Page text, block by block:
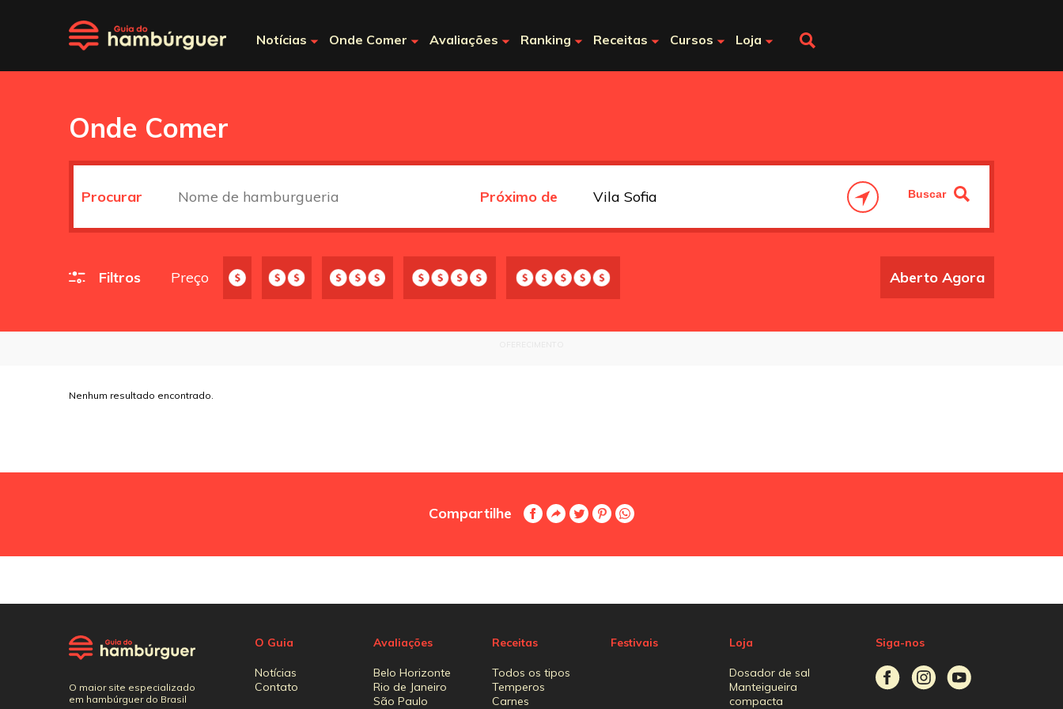
Notícias Onde Comer Avaliações Ranking Receitas Cursos Loja
Onde Comer
Procurar Próximo de
Filtros Preço Aberto Agora
Nenhum resultado encontrado.
Compartilhe
O maior site especializado
em hambúrguer do Brasil
O Guia
Notícias
Contato
Avaliações
Belo Horizonte
Rio de Janeiro
São Paulo
Receitas
Todos os tipos
Temperos
Carnes
Festivais Loja
Dosador de sal
Manteigueira
compacta
Siga-nos